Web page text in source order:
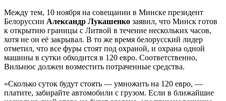
Между тем, 10 ноября на совещании в Минске президент
Белоруссии Александр Лукашенко заявил, что Минск готов
к открытию границы с Литвой в течение нескольких часов,
хотя не он её закрывал. В то же время белорусский лидер
отметил, что все фуры стоят под охраной, и охрана одной
машины в сутки обходится в 120 евро. Соответственно,
Вильнюс должен возместить потраченные средства.
«Сколько суток будут стоять — умножить на 120 евро, —
платите, забирайте автомобили с грузом. Если в ближайшие